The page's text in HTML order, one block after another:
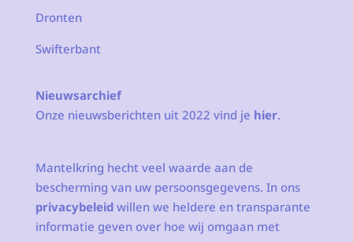
Dronten
Swifterbant
Nieuwsarchief
Onze nieuwsberichten uit 2022 vind je hier.
Mantelkring hecht veel waarde aan de
bescherming van uw persoonsgegevens. In ons
privacybeleidwillen we heldere en transparante
informatie geven over hoe wij omgaan met